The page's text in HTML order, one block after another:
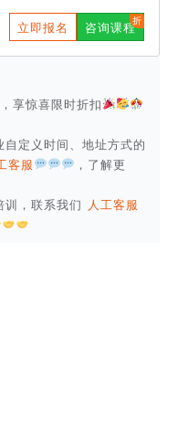
立即报名 咨询课程
享惊喜限时折扣
定义时间、地址方式的
客服
，了解更
，联系我们 人工客服